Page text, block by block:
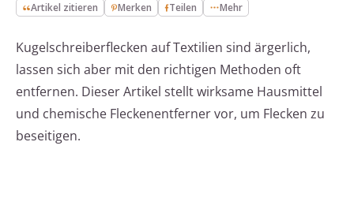
Artikel zitieren Merken Teilen Mehr
Kugelschreiberflecken auf Textilien sind ärgerlich,
lassen sich aber mit den richtigen Methoden oft
entfernen. Dieser Artikel stellt wirksame Hausmittel
und chemische Fleckenentferner vor, um Flecken zu
beseitigen.